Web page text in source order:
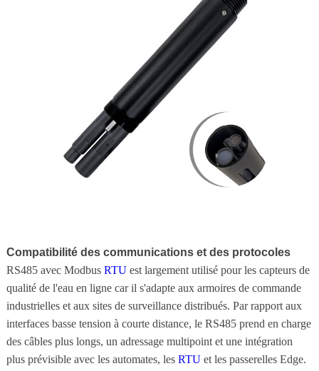
Compatibilité des communications et des protocoles
RS485 avec Modbus RTUest largement utilisé pour les capteurs de
qualité de l'eau en ligne car il s'adapte aux armoires de commande
industrielles et aux sites de surveillance distribués. Par rapport aux
interfaces basse tension à courte distance, le RS485 prend en charge
des câbles plus longs, un adressage multipoint et une intégration
plus prévisible avec les automates, les RTUet les passerelles Edge.